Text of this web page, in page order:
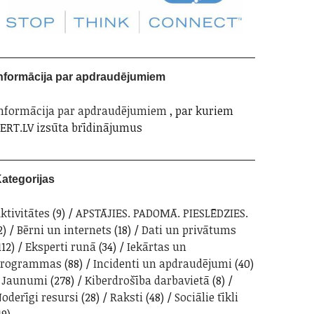
par apdraudējumiem
par apdraudējumiem, par kuriem
izsūta brīdinājumus
(9)
APSTĀJIES. PADOMĀ. PIESLĒDZIES.
Bērni un internets (18)
Dati un privātums
Eksperti runā(34)
Iekārtas un
(88) Incidenti un apdraudējumi(40)
Jaunumi(278) Kiberdrošība darbavietā(8)
resursi(28) Raksti(48)
Sociālie tīkli